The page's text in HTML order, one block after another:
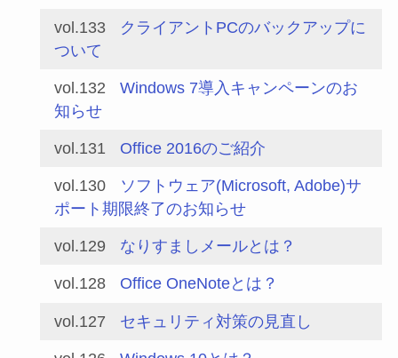
vol.133
クライアントPCのバックアップに
ついて
vol.132
Windows 7導入キャンペーンのお
知らせ
vol.131 Office 2016のご紹介
vol.130
ソフトウェア(Microsoft, Adobe)サ
ポート期限終了のお知らせ
vol.129 なりすましメールとは？
vol.128 Office OneNoteとは？
vol.127 セキュリティ対策の見直し